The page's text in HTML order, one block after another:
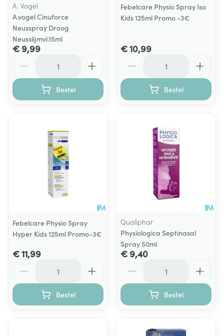
A. Vogel
A.vogel Cinuforce
Neusspray Droog
Neusslijmvl.15ml
€ 9,99
Bestel
Febelcare Physio Spray Iso
Kids 125ml Promo -3€
€ 10,99
Bestel
Febelcare Physio Spray
Hyper Kids 125ml Promo-3€
€ 11,99
Bestel
Qualiphar
Physiologica Septinasal
Spray 50ml
€ 9,40
Bestel